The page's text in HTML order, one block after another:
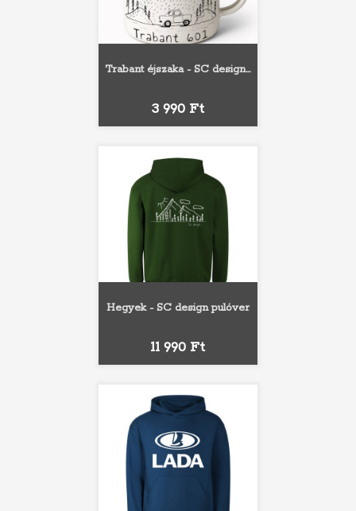
Trabant éjszaka - SC design...
Ár
3 990 Ft
Hegyek - SC design pulóver
Ár
11 990 Ft